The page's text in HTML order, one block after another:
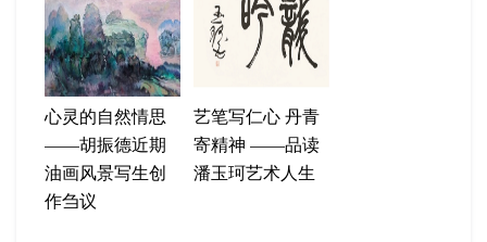
心灵的自然情思
——胡振德近期
油画风景写生创
作刍议
艺笔写仁心 丹青
寄精神 ——品读
潘玉珂艺术人生